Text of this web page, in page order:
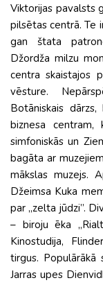
Viktorijas pavalsts
pilsētas centrā. Te
gan štata
Džordža milzu
centra skaistajos
vēsture.
Botāniskais
biznesa centram,
simfoniskās un
bagāta ar
mākslas muzejs.
Džeimsa Kuka
par „zelta jūdzi”.
– biroju ēka
Kinostudija,
tirgus. Populārākā
Jarras upes